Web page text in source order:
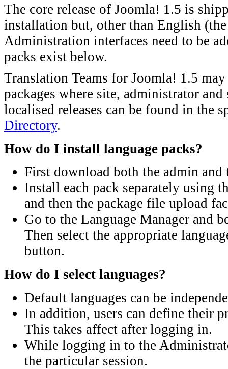
The core release of Joomla! 1.5 is
installation but, other than English
Administration interfaces need to be
packs exist below.
Translation Teams for Joomla! 1.5
packages where site, administrator
localised releases can be found in the
Directory.
How do I install language packs?
First download both the admin and
Install each pack separately using
and then the package file upload
Go to the Language Manager and
Then select the appropriate
button.
How do I select languages?
Default languages can be
In addition, users can define their
This takes affect after logging in.
While logging in to the
the particular session.